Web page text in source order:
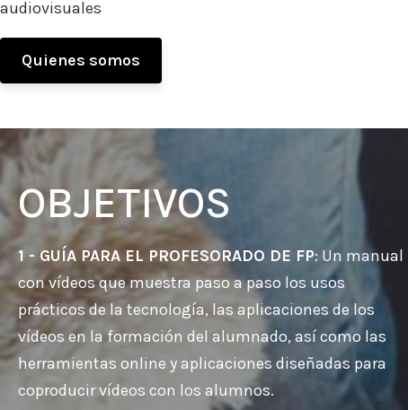
audiovisuales
Quienes somos
OBJETIVOS
1 - GUÍA PARA EL PROFESORADO DE FP: Un manual
con vídeos que muestra paso a paso los usos
prácticos de la tecnología, las aplicaciones de los
vídeos en la formación del alumnado, así como las
herramientas online y aplicaciones diseñadas para
coproducir vídeos con los alumnos.